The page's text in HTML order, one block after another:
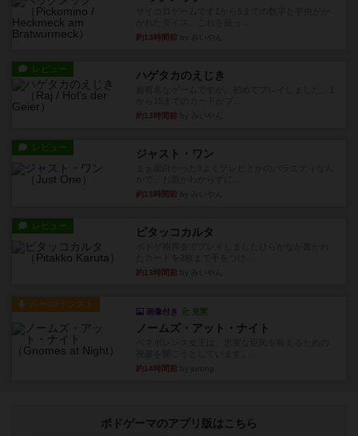
約13時間前
レビュー ハゲタカのえじき
約13時間前
レビュー ジャスト・ワン
約13時間前
レビュー ピタッコカルタ
約13時間前
ルール/インスト
画像付き 充実
ノームズ・アット・ナイト
約14時間前
ボドゲーマのアプリ版はこちら